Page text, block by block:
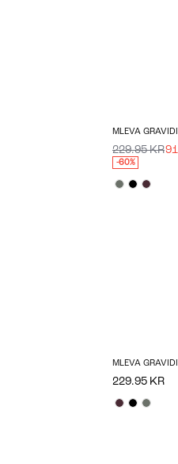
229.95 KR
-60%
229.95 KR